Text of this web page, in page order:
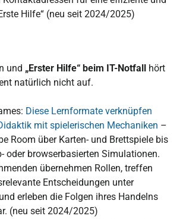
Hilfe“ (neu seit 2024/2025)
und „Erster Hilfe“ beim IT-Notfall hört
natürlich nicht auf.
Diese Lernformate verknüpfen
mit spielerischen Mechaniken –
Room über Karten- und Brettspiele bis
oder browserbasierten Simulationen.
übernehmen Rollen, treffen
Entscheidungen unter
erleben die Folgen ihres Handelns
(neu seit 2024/2025)